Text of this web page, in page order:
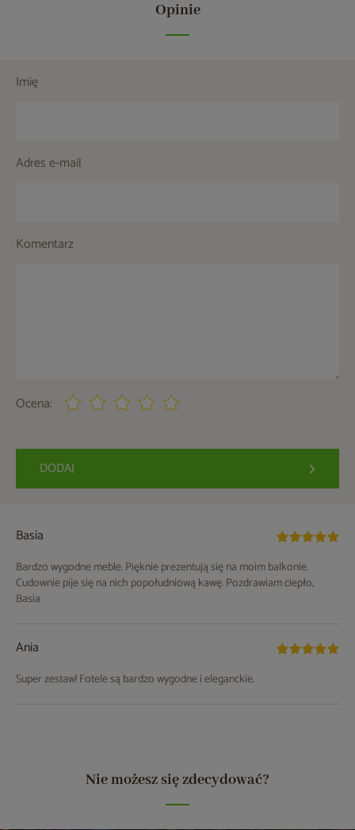
Opinie
Imię
Adres e-mail
Komentarz
Ocena:
DODAJ
Basia
Bardzo wygodne meble. Pięknie prezentują się na moim balkonie.
Cudownie pije się na nich popołudniową kawę. Pozdrawiam ciepło,
Basia
Ania
Super zestaw! Fotele są bardzo wygodne i eleganckie.
Nie możesz się zdecydować?